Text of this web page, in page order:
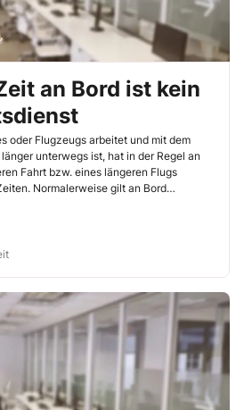
an Bord ist kein
oder Flugzeugs arbeitet und mit dem
unterwegs ist, hat in der Regel an
Fahrt bzw. eines längeren Flugs
Normalerweise gilt an Bord
in einem Notfall alle die erteilten
Diese dienstfreie Zeit an Bord ist
kein Bereitschaftsdienst. Das hat das